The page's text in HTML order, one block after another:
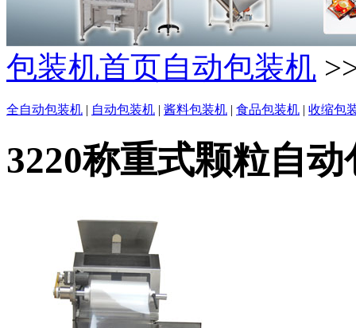
包装机首页自动包装机
全自动包装机 | 自动包装机 | 酱料包装机 | 食品包装机 | 收缩包
3220称重式颗粒自